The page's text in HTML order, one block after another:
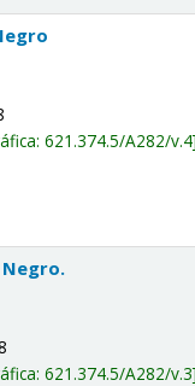
621.374.5/A282/v.4
Negro.
621.374.5/A282/v.3